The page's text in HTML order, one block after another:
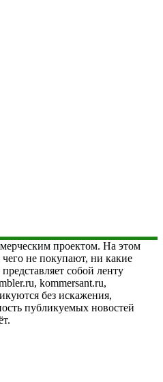
проектом. На этом
не покупают, ни какие
собой ленту
kommersant.ru,
без искажения,
публикуемых новостей